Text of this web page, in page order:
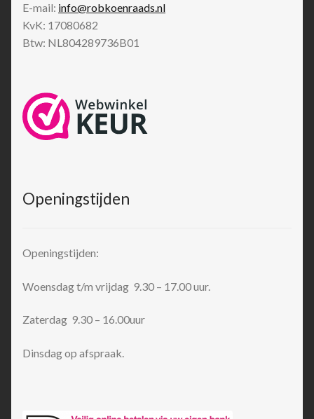
E-mail: info@robkoenraads.nl
KvK: 17080682
Btw: NL804289736B01
Openingstijden
Openingstijden:
Woensdag t/m vrijdag 9.30 – 17.00 uur.
Zaterdag 9.30 – 16.00uur
Dinsdag op afspraak.